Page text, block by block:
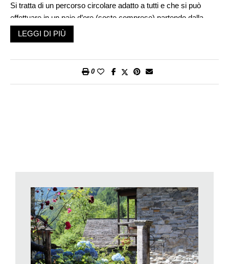
Si tratta di un percorso circolare adatto a tutti e che si può
effettuare in un paio d’ore (soste comprese) partendo dalla
fermata «Al ponte» di Gerra Verzasca. A condurre i visitatori
c’è una volpe, presente sia sui pannelli esplicativi collocati
semplicemente la natura, l’ambiente e il paesaggio, la
l’espressione antica e profonda che dà nome ai timori, alle
sfide e all’ingegnosità dell’essere umano di fronte alle difficoltà
della vita e della natura». Una narrazione per ogni tappa è
sempre scritta sui pannelli (in italiano e tedesco), mentre sia
sulla pagina web del sentiero sia scansionando il «codice QR»
riportato sui cartelli si possono ascoltare tutte le storie, qui
LEGGI DI PIÙ
0